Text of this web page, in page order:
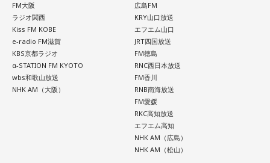
FM大阪
ラジオ関西
Kiss FM KOBE
e-radio FM滋賀
KBS京都ラジオ
α-STATION FM KYOTO
wbs和歌山放送
NHK AM（大阪）
広島FM
KRY山口放送
エフエム山口
JRT四国放送
FM徳島
RNC西日本放送
FM香川
RNB南海放送
FM愛媛
RKC高知放送
エフエム高知
NHK AM（広島）
NHK AM（松山）